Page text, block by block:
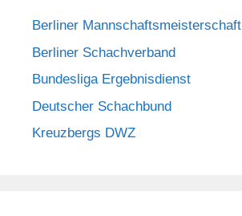
Berliner Mannschaftsmeisterschaft
Berliner Schachverband
Bundesliga Ergebnisdienst
Deutscher Schachbund
Kreuzbergs DWZ